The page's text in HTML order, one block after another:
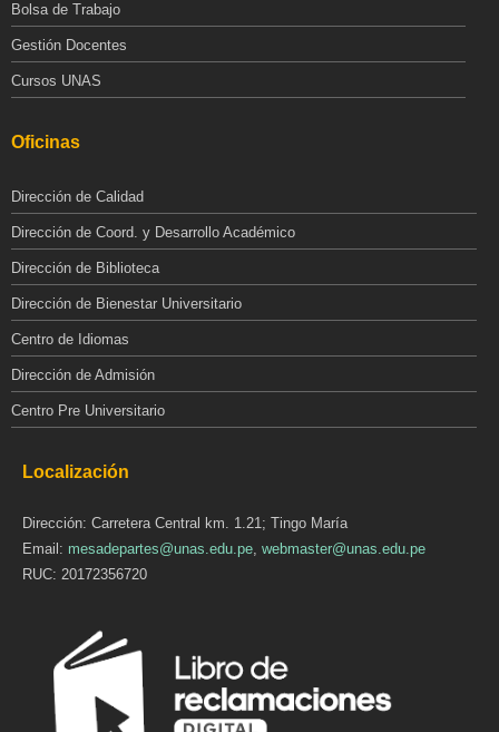
Bolsa de Trabajo
Gestión Docentes
Cursos UNAS
Oficinas
Dirección de Calidad
Dirección de Coord. y Desarrollo Académico
Dirección de Biblioteca
Dirección de Bienestar Universitario
Centro de Idiomas
Dirección de Admisión
Centro Pre Universitario
Localización
Dirección: Carretera Central km. 1.21; Tingo María
Email: mesadepartes@unas.edu.pe, webmaster@unas.edu.pe
RUC: 20172356720